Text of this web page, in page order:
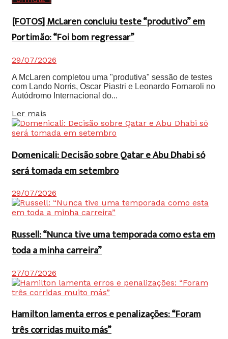
[FOTOS] McLaren concluiu teste “produtivo” em
Portimão: “Foi bom regressar”
29/07/2026
A McLaren completou uma "produtiva" sessão de testes
com Lando Norris, Oscar Piastri e Leonardo Fornaroli no
Autódromo Internacional do...
Ler mais
Domenicali: Decisão sobre Qatar e Abu Dhabi só
será tomada em setembro
29/07/2026
Russell: “Nunca tive uma temporada como esta em
toda a minha carreira”
27/07/2026
Hamilton lamenta erros e penalizações: “Foram
três corridas muito más”